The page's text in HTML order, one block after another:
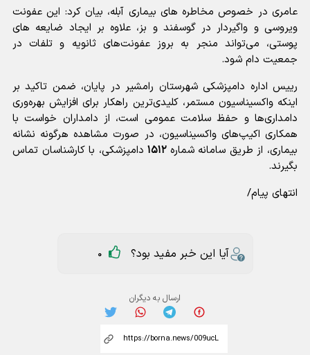
عامری در خصوص مخاطره های بیماری آبله، بیان کرد: این عفونت
ویروسی و واگیردار در گوسفند و بز، علاوه بر ایجاد ضایعه های
پوستی، می‌تواند منجر به بروز عفونت‌های ثانویه و تلفات در
جمعیت دام شود.
رییس اداره دامپزشکی شهرستان رامشیر در پایان، ضمن تاکید بر
اینکه واکسیناسیون مستمر، کلیدی‌ترین راهکار برای افزایش بهره‌وری
دامداری‌ها و حفظ سلامت عمومی است، از دامداران خواست با
همکاری اکیپ‌های واکسیناسیون، در صورت مشاهده هرگونه نشانه
بیماری، از طریق سامانه شماره۱۵۱۲ دامپزشکی، با کارشناسان تماس
بگیرند.
انتهای پیام/
آیا این خبر مفید بود؟ 0
ارسال به دیگران